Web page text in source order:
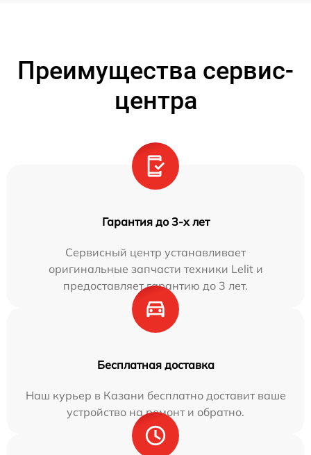
Преимущества сервис-
центра
Гарантия до 3-х лет
Сервисный центр устанавливает
оригинальные запчасти техники Lelit и
предоставляет гарантию до 3 лет.
Бесплатная доставка
Наш курьер в Казани бесплатно доставит ваше
устройство на ремонт и обратно.